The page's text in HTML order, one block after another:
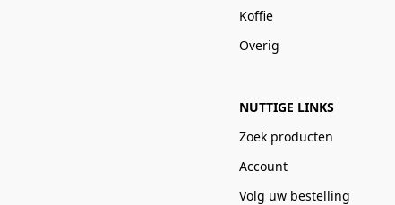
Koffie
Overig
NUTTIGE LINKS
Zoek producten
Account
Volg uw bestelling